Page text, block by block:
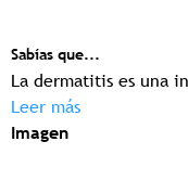
Sabías que...
La dermatitis es una
Leer más
Imagen